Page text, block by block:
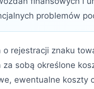
problemów
o rejestracji znaku
za sobą określone
ewentualne koszty